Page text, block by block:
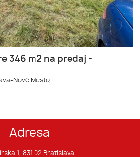
346 m2 na predaj -
Nové Mesto,
Adresa
1, 831 02 Bratislava